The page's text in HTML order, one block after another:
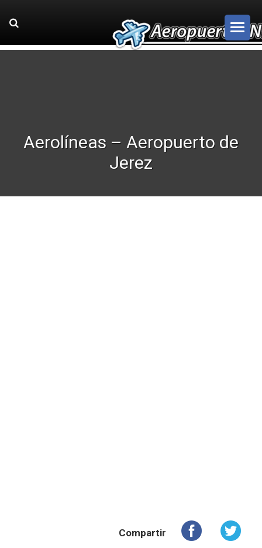
Aerolíneas – Aeropuerto de
Jerez
Compartir